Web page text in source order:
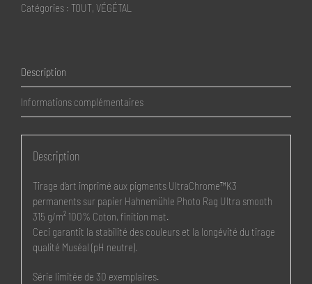
Catégories : TOUT, VÉGÉTAL
Description
Informations complémentaires
Description
Tirage d’art imprimé aux pigments UltraChrome™K3
permanents sur papier Hahnemühle Photo Rag Ultra smooth
315 g/m² 100% Coton, finition mat.
Ceci garantit la stabilité des couleurs et la longévité du tirage
qualité Muséal (pH neutre).
Série limitée de 30 exemplaires.